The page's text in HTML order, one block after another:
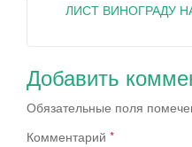
записям
ЛИСТ ВИНОГРАДУ НА
Добавить
Обязательные поля
Комментарий *